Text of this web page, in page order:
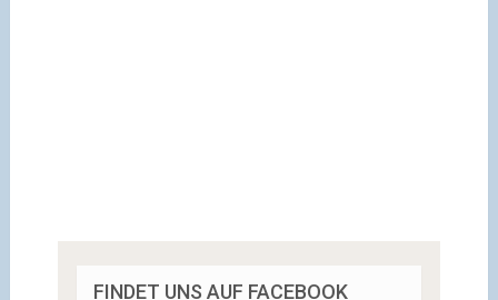
FINDET UNS AUF FACEBOOK